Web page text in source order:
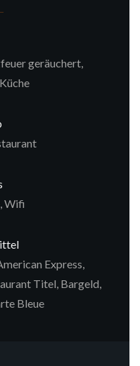
geräuchert,
Wifi
Express,
Titel, Bargeld,
Bleue